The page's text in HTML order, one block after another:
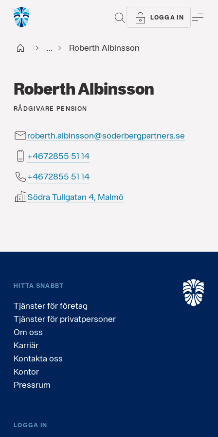
SÖK LOGGA IN
Start ... Roberth Albinsson
Roberth Albinsson
RÅDGIVARE PENSION
roberth.albinsson@soderbergpartners.se
41 15 5582764+
41 15 5582764+
Södra Tullgatan 4, Malmö
HITTA SNABBT
Tjänster för företag
Tjänster för privatpersoner
Om oss
Karriär
Kontakta oss
Kontor
Pressrum
LOGGA IN